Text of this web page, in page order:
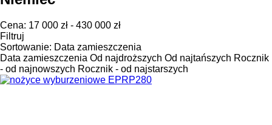
Cena: 17 000 zł - 430 000 zł
Filtruj
Sortowanie: Data zamieszczenia
Data zamieszczenia Od najdroższych Od najtańszych Rocznik
- od najnowszych Rocznik - od najstarszych